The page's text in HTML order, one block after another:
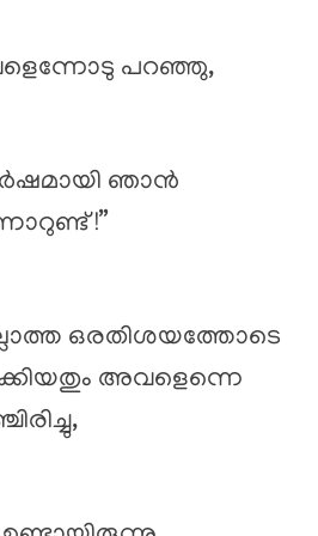
പറഞ്ഞു,
ഞാൻ
!”
ഒരതിശയത്തോടെ
അവളെന്നെ